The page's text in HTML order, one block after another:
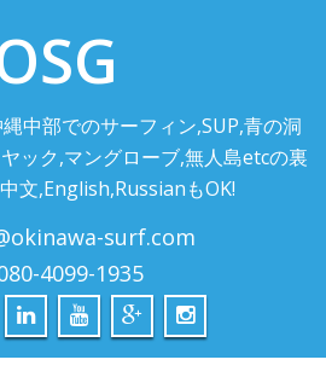
中部でのサーフィン,SUP,青の洞
ック,マングローブ,無人島etcの裏
文,English,RussianもOK!
surf.com
4099-1935